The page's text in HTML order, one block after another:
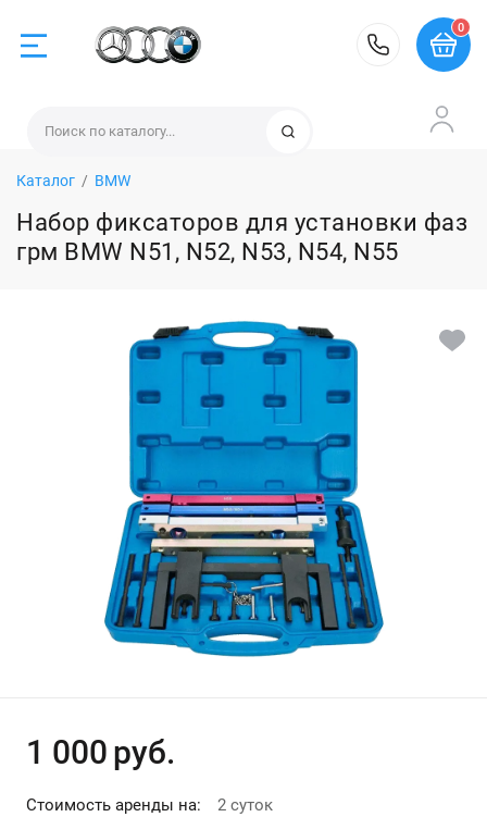
BMW
Volvo
Другие
Допы
0
Каталог / BMW
Набор фиксаторов для установки фаз
грм BMW N51, N52, N53, N54, N55
1 000 руб.
Стоимость аренды на:
2 суток